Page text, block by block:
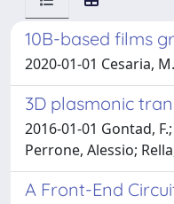
10B-based films
2020-01-01 Cesaria,
3D plasmonic
2016-01-01 Gontad,
Perrone, Alessio;
A Front-End